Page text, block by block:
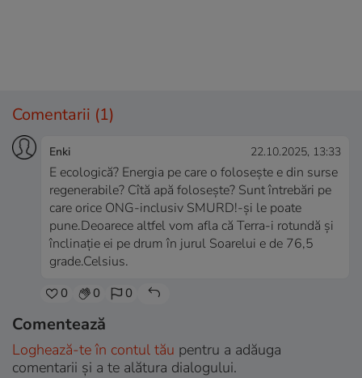
Comentarii (1)
Enki 22.10.2025, 13:33
E ecologică? Energia pe care o folosește e din surse
regenerabile? Cîtă apă folosește? Sunt întrebări pe
care orice ONG-inclusiv SMURD!-și le poate
pune.Deoarece altfel vom afla că Terra-i rotundă și
înclinație ei pe drum în jurul Soarelui e de 76,5
grade.Celsius.
0 0 0
Comentează
Loghează-te în contul tău pentru a adăuga
comentarii și a te alătura dialogului.